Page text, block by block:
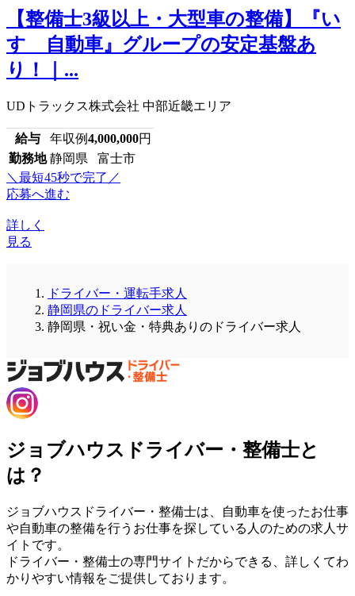
【整備士3級以上・大型車の整備】『い
すゞ自動車』グループの安定基盤あ
り！｜...
UDトラックス株式会社 中部近畿エリア
給与 年収例4,000,000円
勤務地 静岡県 富士市
＼最短45秒で完了／
応募へ進む
詳しく
見る
ドライバー・運転手求人
静岡県のドライバー求人
静岡県・祝い金・特典ありのドライバー求人
ジョブハウスドライバー・整備士と
は？
ジョブハウスドライバー・整備士は、自動車を使ったお仕事
や自動車の整備を行うお仕事を探している人のための求人サ
イトです。
ドライバー・整備士の専門サイトだからできる、詳しくてわ
かりやすい情報をご提供しております。